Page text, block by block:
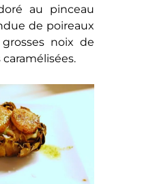
au pinceau
de poireaux
noix de